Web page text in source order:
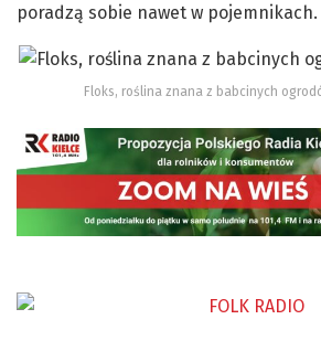
poradzą sobie nawet w pojemnikach.
Floks, roślina znana z babcinych